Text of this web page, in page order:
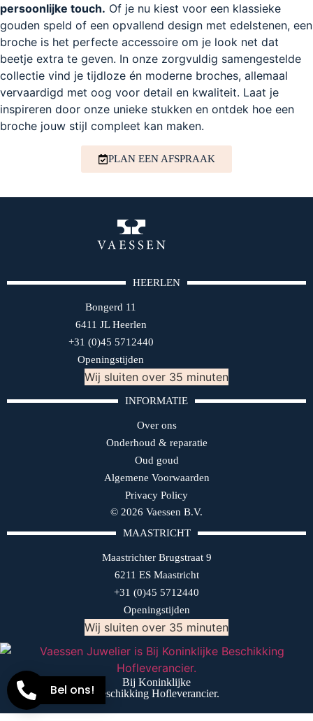
persoonlijke touch. Of je nu kiest voor een klassieke
gouden speld of een opvallend design met edelstenen, een
broche is het perfecte accessoire om je look net dat
beetje extra te geven. In onze zorgvuldig samengestelde
collectie vind je tijdloze én moderne broches, allemaal
vervaardigd met oog voor detail en kwaliteit. Laat je
inspireren door onze unieke stukken en ontdek hoe een
broche jouw stijl compleet kan maken.
PLAN EEN AFSPRAAK
HEERLEN
Bongerd 11
6411 JL Heerlen
+31 (0)45 5712440
Openingstijden
Wij sluiten over 35 minuten
INFORMATIE
Over ons
Onderhoud & reparatie
Oud goud
Algemene Voorwaarden
Privacy Policy
© 2026 Vaessen B.V.
MAASTRICHT
Maastrichter Brugstraat 9
6211 ES Maastricht
+31 (0)45 5712440
Openingstijden
Wij sluiten over 35 minuten
Bij Koninklijke
Beschikking Hofleverancier.
Bel ons!